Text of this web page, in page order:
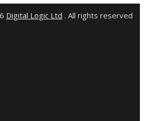
Digital Logic Ltd . All rights reserved